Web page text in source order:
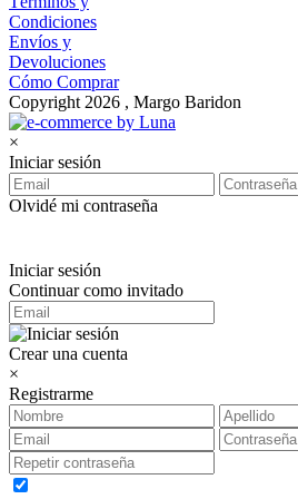
Condiciones
Envíos y
Devoluciones
Cómo Comprar
Copyright 2026 , Margo Baridon
×
Iniciar sesión
Olvidé mi contraseña
Iniciar sesión
Continuar como invitado
Crear una cuenta
×
Registrarme